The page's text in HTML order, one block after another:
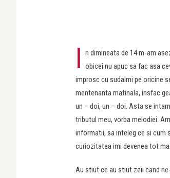
I n dimineata de 14 m-am
obicei nu apuc sa fac asa
improsc cu sudalmi pe oricine
mentenanta matinala, insfac
un – doi, un – doi. Asta se
tributul meu, vorba melodiei.
informatii, sa inteleg ce si cum
curiozitatea imi devenea tot
Au stiut ce au stiut zeii cand